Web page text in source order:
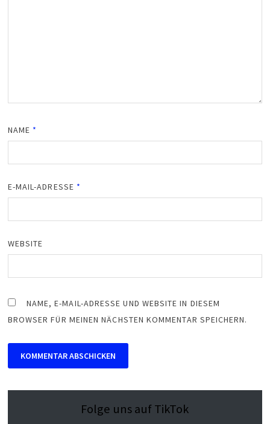
NAME *
E-MAIL-ADRESSE *
WEBSITE
NAME, E-MAIL-ADRESSE UND WEBSITE IN DIESEM
BROWSER FÜR MEINEN NÄCHSTEN KOMMENTAR SPEICHERN.
Folge uns auf TikTok